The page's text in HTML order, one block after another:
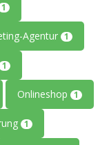
1
Agentur 1
1
Onlineshop 1
1